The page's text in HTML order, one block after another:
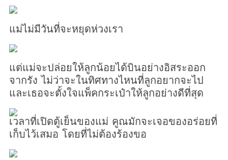
แม่ไม่มีวันที่จะหยุดห่วงเรา
แต่แม่จะปล่อยให้ลูกน้อยได้บินอย่างอิสระออก
จากรัง ไม่ว่าจะในทิศทางไหนที่ลูกอยากจะไป
และเธอจะตั้งใจแพ็คกระเป๋าให้ลูกอย่างดีที่สุด
เวลาที่เปิดตู้เย็นของแม่ คูณมักจะเจอของอร่อยที่
เก็บไว้เสมอ โดยที่ไม่ต้องร้องขอ